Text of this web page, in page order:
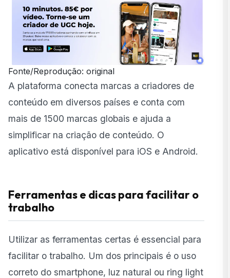
Fonte/Reprodução: original
A plataforma conecta marcas a criadores de
conteúdo em diversos países e conta com
mais de 1500 marcas globais e ajuda a
simplificar na criação de conteúdo. O
aplicativo está disponível para iOS e Android.
Ferramentas e dicas para facilitar o
trabalho
Utilizar as ferramentas certas é essencial para
facilitar o trabalho. Um dos principais é o uso
correto do smartphone, luz natural ou ring light